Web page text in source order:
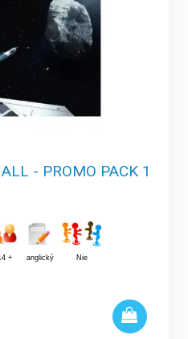
- PROMO PACK 1
+ anglický Nie